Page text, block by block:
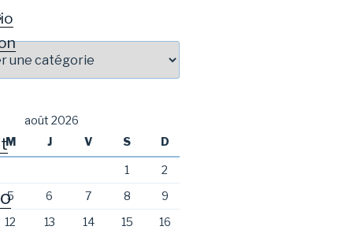
août 2026
M
J V S D
1
2
5
6 7 8
9
12
13 14 15
16